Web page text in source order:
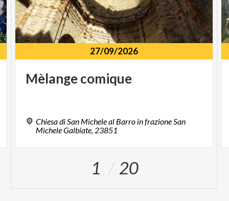
27/09/2026
Mèlangecomique
Chiesa di San Michele al Barro in frazione San
Michele Galbiate, 23851
1 20